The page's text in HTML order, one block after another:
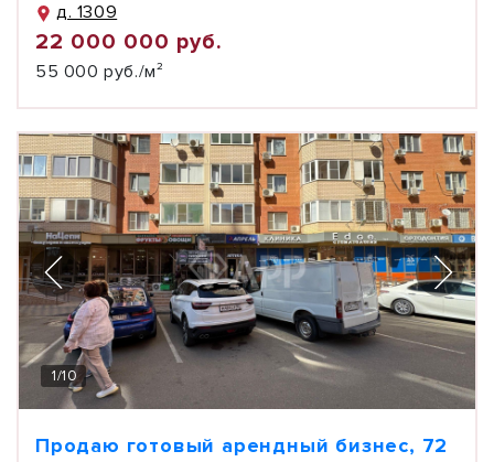
д. 1309
22 000 000 руб.
55 000 руб./м²
1/10
Продаю готовый арендный бизнес, 72